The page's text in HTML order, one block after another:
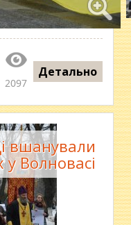
2097
Детально
вшанували
у Волновасі